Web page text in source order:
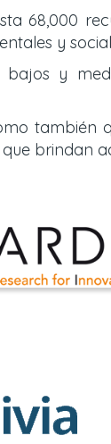
68,000
y
bajos y
que brindan